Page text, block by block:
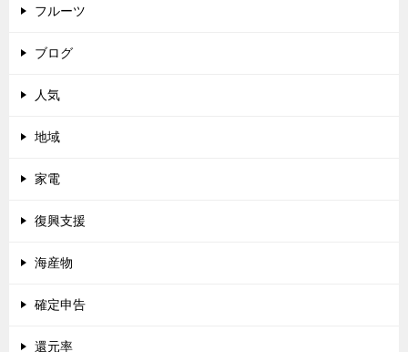
フルーツ
ブログ
人気
地域
家電
復興支援
海産物
確定申告
還元率